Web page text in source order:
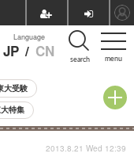
menu
Language
JP / CN search
大受験
特集
小学校受験
2013.8.21 Wed 12:39